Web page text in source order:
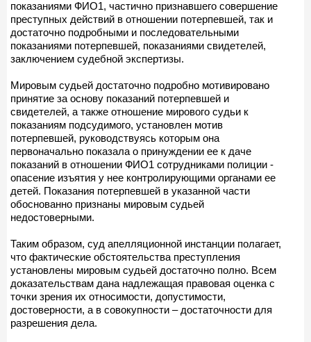
показаниями ФИО1, частично признавшего совершение
преступных действий в отношении потерпевшей, так и
достаточно подробными и последовательными
показаниями потерпевшей, показаниями свидетелей,
заключением судебной экспертизы.
Мировым судьей достаточно подробно мотивировано
принятие за основу показаний потерпевшей и
свидетелей, а также отношение мирового судьи к
показаниям подсудимого, установлен мотив
потерпевшей, руководствуясь которым она
первоначально показала о принуждении ее к даче
показаний в отношении ФИО1 сотрудниками полиции -
опасение изъятия у нее контролирующими органами ее
детей. Показания потерпевшей в указанной части
обоснованно признаны мировым судьей
недостоверными.
Таким образом, суд апелляционной инстанции полагает,
что фактические обстоятельства преступления
установлены мировым судьей достаточно полно. Всем
доказательствам дана надлежащая правовая оценка с
точки зрения их относимости, допустимости,
достоверности, а в совокупности – достаточности для
разрешения дела.